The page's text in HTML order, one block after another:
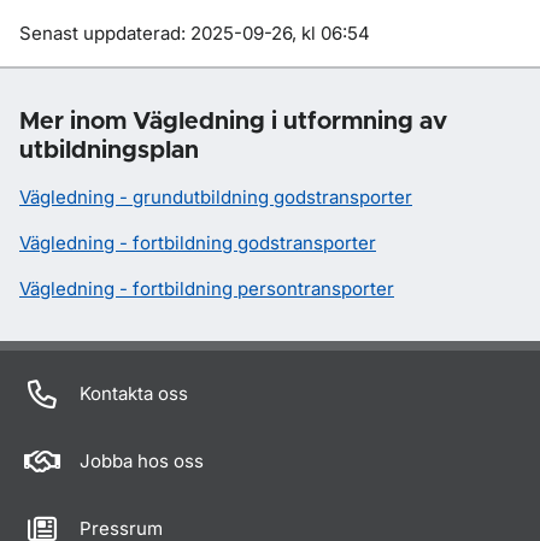
Om sidan
Senast uppdaterad: 2025-09-26, kl 06:54
Mer inom Vägledning i utformning av
utbildningsplan
Vägledning - grundutbildning godstransporter
Vägledning - fortbildning godstransporter
Vägledning - fortbildning persontransporter
Kontakta oss
Jobba hos oss
Pressrum